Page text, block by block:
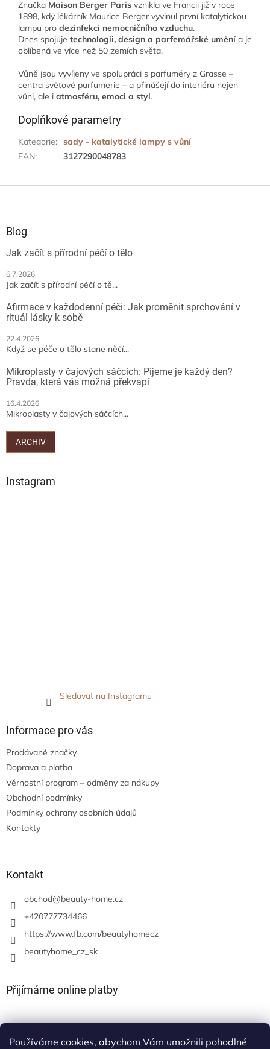
Používáme cookies, abychom Vám umožnili pohodlné
Značka Maison Berger Paris vznikla ve Francii již v roce
1898, kdy lékárník Maurice Berger vyvinul první katalytickou
lampu pro dezinfekci nemocničního vzduchu.
Dnes spojuje technologii, design a parfemářské umění a je
oblíbená ve více než 50 zemích světa.
Vůně jsou vyvíjeny ve spolupráci s parfuméry z Grasse –
centra světové parfumerie – a přinášejí do interiéru nejen
vůni, ale i atmosféru, emoci a styl.
Doplňkové parametry
Kategorie: sady - katalytické lampy s vůní
EAN: 3127290048783
Blog
Jak začít s přírodní péčí o tělo
6.7.2026
Jak začít s přírodní péčí o tě...
Afirmace v každodenní péči: Jak proměnit sprchování v
rituál lásky k sobě
22.4.2026
Když se péče o tělo stane něčí...
Mikroplasty v čajových sáčcích: Pijeme je každý den?
Pravda, která vás možná překvapí
16.4.2026
Mikroplasty v čajových sáčcích...
ARCHIV
Instagram
Sledovat na Instagramu
Informace pro vás
Prodávané značky
Doprava a platba
Věrnostní program – odměny za nákupy
Obchodní podmínky
Podmínky ochrany osobních údajů
Kontakty
Kontakt
obchod@beauty-home.cz
+420777734466
https://www.fb.com/beautyhomecz
beautyhome_cz_sk
Přijímáme online platby